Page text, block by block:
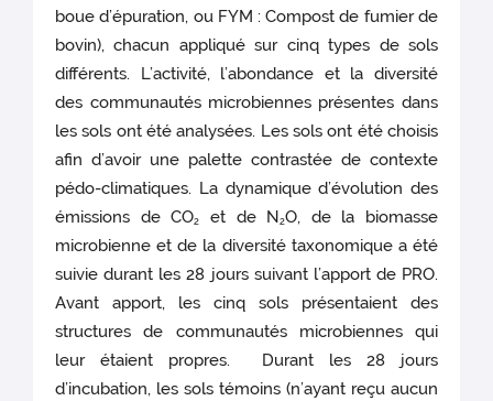
boue d’épuration, ou FYM : Compost de fumier de
bovin), chacun appliqué sur cinq types de sols
différents. L’activité, l’abondance et la diversité
des communautés microbiennes présentes dans
les sols ont été analysées. Les sols ont été choisis
afin d’avoir une palette contrastée de contexte
pédo-climatiques. La dynamique d’évolution des
émissions de CO2 et de N2O, de la biomasse
microbienne et de la diversité taxonomique a été
suivie durant les 28 jours suivant l’apport de PRO.
Avant apport, les cinq sols présentaient des
structures de communautés microbiennes qui
leur étaient propres. Durant les 28 jours
d’incubation, les sols témoins (n’ayant reçu aucun